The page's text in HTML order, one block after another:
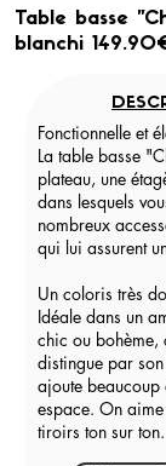
Table basse
blanchi
Fonctionnelle et
La table basse
plateau, une
dans lesquels
nombreux
qui lui assurent
Un coloris très
Idéale dans un
chic ou bohème,
distingue par
ajoute beaucoup
espace. On
tiroirs ton sur ton.